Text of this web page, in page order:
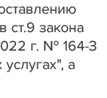
ст.9 закона
г. № 164-З
а